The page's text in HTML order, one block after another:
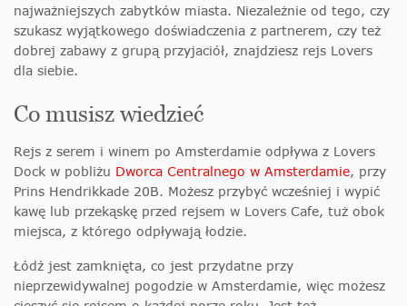
najważniejszych zabytków miasta. Niezależnie od tego, czy
szukasz wyjątkowego doświadczenia z partnerem, czy też
dobrej zabawy z grupą przyjaciół, znajdziesz rejs Lovers
dla siebie.
Co musisz wiedzieć
Rejs z serem i winem po Amsterdamie odpływa z Lovers
Dock w pobliżu Dworca Centralnego w Amsterdamie, przy
Prins Hendrikkade 20B. Możesz przybyć wcześniej i wypić
kawę lub przekąskę przed rejsem w Lovers Cafe, tuż obok
miejsca, z którego odpływają łodzie.
Łódź jest zamknięta, co jest przydatne przy
nieprzewidywalnej pogodzie w Amsterdamie, więc możesz